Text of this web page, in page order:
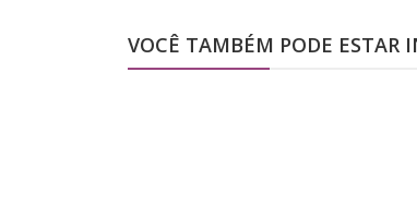
VOCÊ TAMBÉM PODE ESTAR